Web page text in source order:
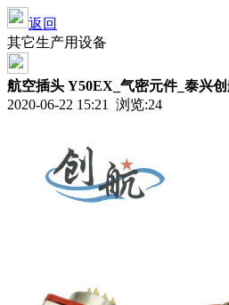
返回
其它生产用设备
航空插头 Y50EX_气密元件_泰兴创
2020-06-22 15:21 浏览:24